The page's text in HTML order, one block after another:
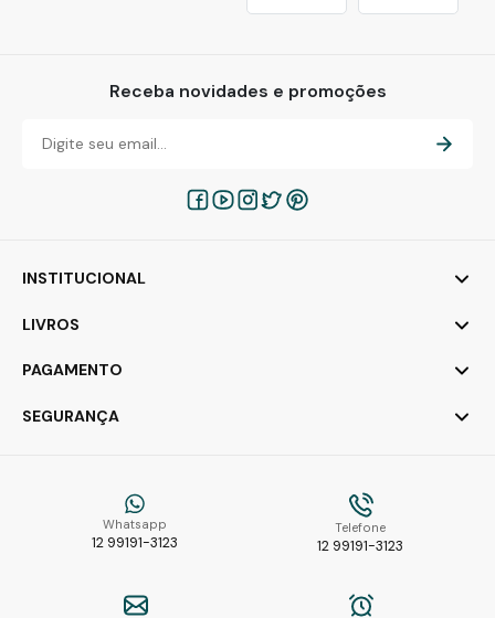
Receba novidades e promoções
Whatsapp
12 99191-3123
Telefone
12 99191-3123
INSTITUCIONAL
LIVROS
PAGAMENTO
SEGURANÇA